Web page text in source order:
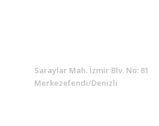
Saraylar Mah. İzmir Blv. No: 81
Merkezefendi/Denizli